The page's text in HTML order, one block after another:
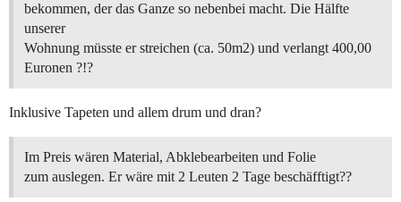
bekommen, der das Ganze so nebenbei macht. Die Hälfte
unserer
Wohnung müsste er streichen (ca. 50m2) und verlangt 400,00
Euronen ?!?
Inklusive Tapeten und allem drum und dran?
Im Preis wären Material, Abklebearbeiten und Folie
zum auslegen. Er wäre mit 2 Leuten 2 Tage beschäfftigt??